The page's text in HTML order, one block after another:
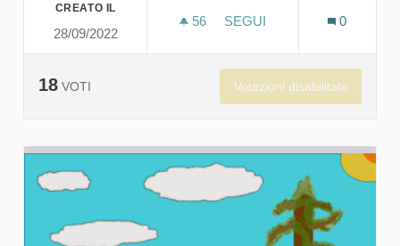
CREATO IL
28/09/2022
56 56 SOSTENITORI
SEGUI
0
18 VOTI Votazioni disabilitate